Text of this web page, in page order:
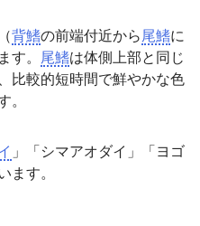
背鰭の前端付近から 尾鰭に
す。
尾鰭は体側上部と同じ
比較的短時間で鮮やかな色
。
」「シマアオダイ」「ヨゴ
ます。